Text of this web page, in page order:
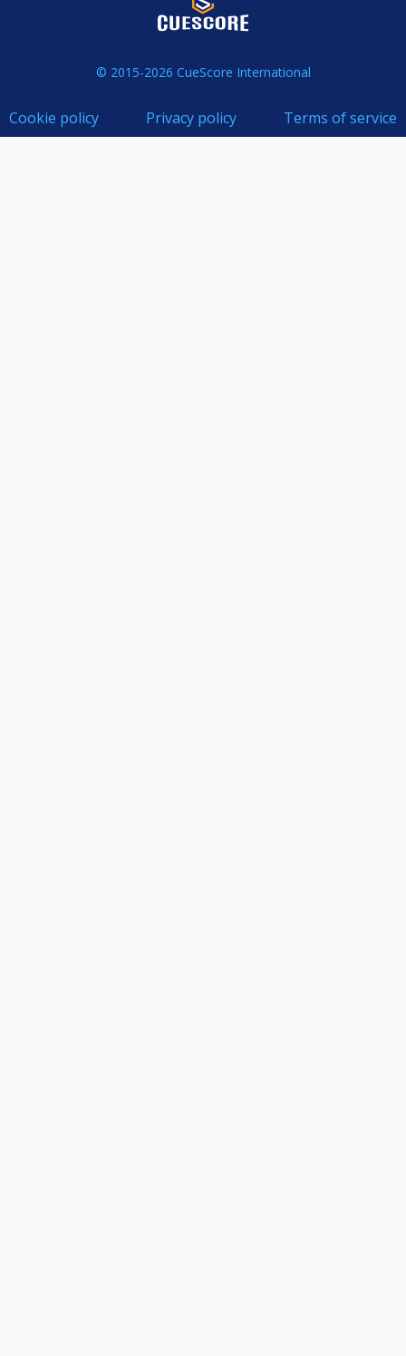
© 2015-2026 CueScore International
Cookie policy Privacy policy Terms of service